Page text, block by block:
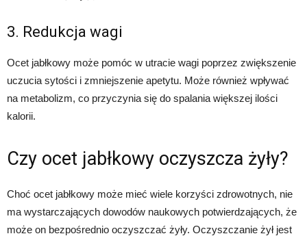
3. Redukcja wagi
Ocet jabłkowy może pomóc w utracie wagi poprzez zwiększenie
uczucia sytości i zmniejszenie apetytu. Może również wpływać
na metabolizm, co przyczynia się do spalania większej ilości
kalorii.
Czy ocet jabłkowy oczyszcza żyły?
Choć ocet jabłkowy może mieć wiele korzyści zdrowotnych, nie
ma wystarczających dowodów naukowych potwierdzających, że
może on bezpośrednio oczyszczać żyły. Oczyszczanie żył jest